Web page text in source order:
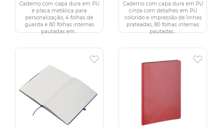
Caderno com capa dura em PU
e placa metálica para
personalização, 4 folhas de
guarda e 80 folhas internas
pautadas em...
Caderno com capa dura em PU
cinza com detalhes em PU
colorido e impressão de linhas
prateadas, 80 folhas internas
pautadas...